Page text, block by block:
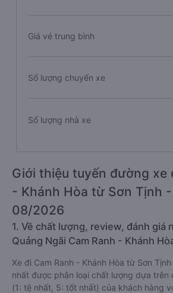
Giá vé trung bình
Số lượng chuyến xe
Số lượng nhà xe
Giới thiệu tuyến đường xe
- Khánh Hòa từ Sơn Tịnh
08/2026
1. Về chất lượng, review, đánh giá
Quảng Ngãi Cam Ranh - Khánh
Xe đi Cam Ranh - Khánh Hòa từ Sơn
nhất được phân loại chất lượng dựa trên
(1: tệ nhất, 5: tốt nhất) của khách hàng